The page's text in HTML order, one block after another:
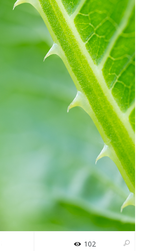
102